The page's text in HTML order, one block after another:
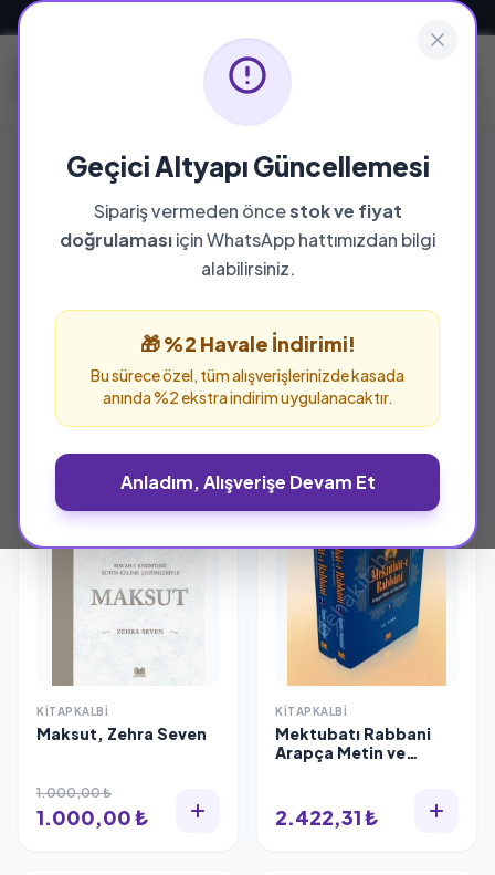
Geçici Altyapı Güncellemesi
Sipariş vermeden öncestok ve fiyat
doğrulamasıiçin WhatsApp hattımızdan bilgi
alabilirsiniz.
🎁 %2 Havale İndirimi!
Bu sürece özel, tüm alışverişlerinizde kasada
anında %2 ekstra indirim uygulanacaktır.
Anladım, Alışverişe Devam Et
YAYINEVI
Kitapkalbi
Kitapkalbi yayınevine ait tüm eserleri bu
sayfada inceleyebilir ve güvenle sipariş
KITAPKALBI
Maksut, Zehra Seven
1.000,00 ₺
1.000,00 ₺
KITAPKALBI
Mektubatı Rabbani
Arapça Metin ve
2.422,31 ₺